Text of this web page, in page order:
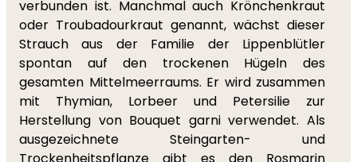
verbunden ist. Manchmal auch Krönchenkraut
oder Troubadourkraut genannt, wächst dieser
Strauch aus der Familie der Lippenblütler
spontan auf den trockenen Hügeln des
gesamten Mittelmeerraums. Er wird zusammen
mit Thymian, Lorbeer und Petersilie zur
Herstellung von Bouquet garni verwendet. Als
ausgezeichnete Steingarten- und